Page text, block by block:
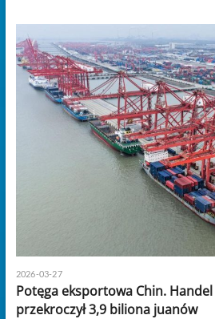
2026-03-27
Potęga eksportowa Chin.
przekroczył 3,9 biliona juanów